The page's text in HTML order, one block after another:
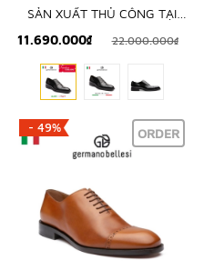
SẢN XUẤT THỦ CÔNG TẠI
ITALY
11.690.000₫ 22.000.000₫
- 49% ORDER